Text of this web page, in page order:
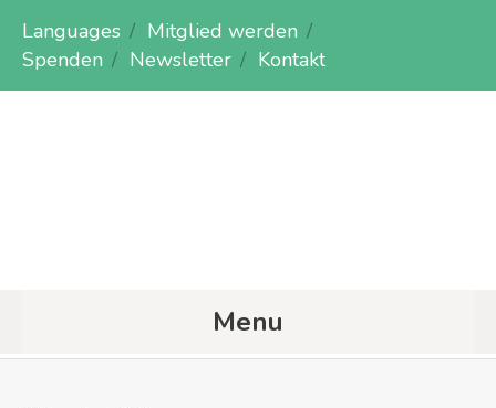
Languages
Mitglied werden
Spenden
Newsletter Kontakt
Menu